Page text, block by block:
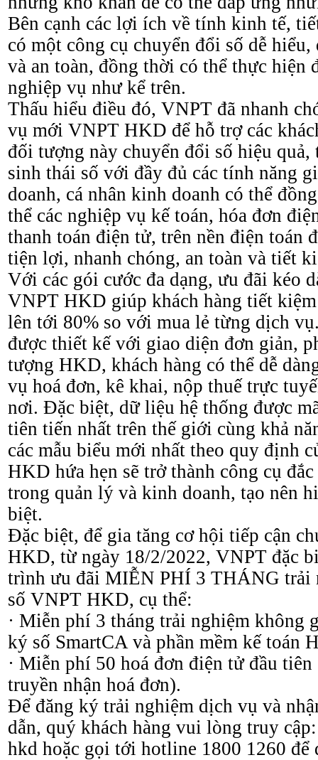
Bên cạnh các lợi ích về tính kinh tế,
có một công cụ chuyển đổi số dễ
và an toàn, đồng thời có thể thực hiện
nghiệp vụ như kể trên.
Thấu hiểu điều đó, VNPT đã nhanh
vụ mới VNPT HKD để hỗ trợ các
đối tượng này chuyển đổi số hiệu
sinh thái số với đầy đủ các tính năng
doanh, cá nhân kinh doanh có thể
thể các nghiệp vụ kế toán, hóa đơn
thanh toán điện tử, trên nền điện toán
tiện lợi, nhanh chóng, an toàn và tiết
Với các gói cước đa dạng, ưu đãi kéo
VNPT HKD giúp khách hàng tiết
lên tới 80% so với mua lẻ từng dịch
được thiết kế với giao diện đơn giản,
tượng HKD, khách hàng có thể dễ
vụ hoá đơn, kê khai, nộp thuế trực
nơi. Đặc biệt, dữ liệu hệ thống được
tiên tiến nhất trên thế giới cùng khả
các mẫu biểu mới nhất theo quy định
HKD hứa hẹn sẽ trở thành công cụ
trong quản lý và kinh doanh, tạo nên
biệt.
Đặc biệt, để gia tăng cơ hội tiếp cận
HKD, từ ngày 18/2/2022, VNPT đặc
trình ưu đãi MIỄN PHÍ 3 THÁNG trải
số VNPT HKD, cụ thể:
· Miễn phí 3 tháng trải nghiệm không
ký số SmartCA và phần mềm kế toán
· Miễn phí 50 hoá đơn điện tử đầu
truyền nhận hoá đơn).
Để đăng ký trải nghiệm dịch vụ và
dẫn, quý khách hàng vui lòng truy
hkd hoặc gọi tới hotline 1800 1260 để